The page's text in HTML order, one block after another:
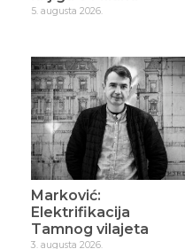
5. augusta 2026.
Marković:
Elektrifikacija
Tamnog vilajeta
3. augusta 2026.